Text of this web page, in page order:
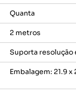
Quanta
2 metros
Suporta resolução
Embalagem: 21.9 x